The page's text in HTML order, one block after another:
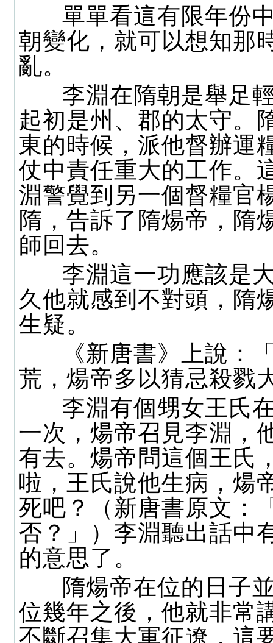
單單看這有限年份
朝變化，就可以想知那
亂。
李淵在隋朝是舉足
起初是州、郡的太守。
東的時候，派他督辦運
仗中責任重大的工作。
淵警覺到另一個督糧官
隋，告訴了隋煬帝，隋
師回去。
李淵這一功應該是
久他就感到不對頭，隋
生疑。
《新唐書》上說：
荒，煬帝多以猜忌殺戮
李淵有個甥女王氏
一次，煬帝召見李淵，
有去。煬帝問這個王氏
啦，王氏說他生病，煬
死吧？（新唐書原文：
否？」）李淵聽出話中
的意思了。
隋煬帝在位的日子
位幾年之後，他就非常
不斷召集大軍征遼，這